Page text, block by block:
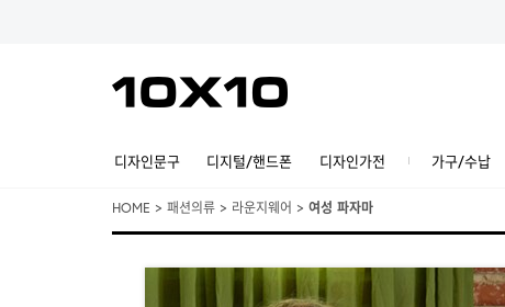
디자인문구 디지털/핸드폰 디자인가전 가구/수납
HOME > 패션의류 > 라운지웨어 > 여성 파자마